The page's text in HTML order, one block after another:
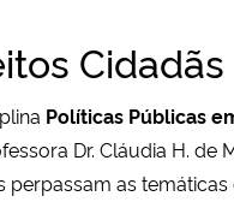
Cidadãs
Políticas Públicas
Dr. Cláudia H. de
as temáticas